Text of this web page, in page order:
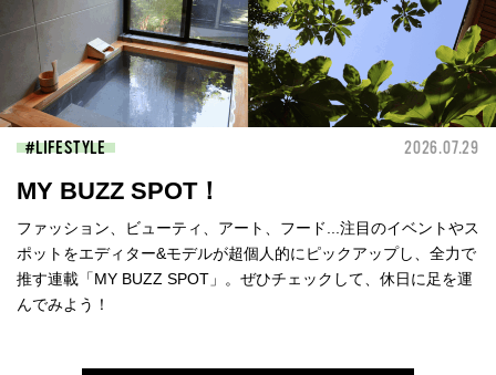
LIFESTYLE 2026.07.29
MY BUZZ SPOT！
ファッション、ビューティ、アート、フード...注目のイベントやス
ポットをエディター&モデルが超個人的にピックアップし、全力で
推す連載「MY BUZZ SPOT」。ぜひチェックして、休日に足を運
んでみよう！